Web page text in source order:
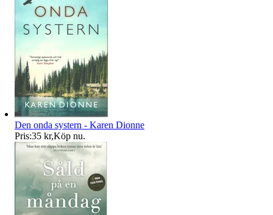
Den onda systern - Karen Dionne
Pris:35 kr,Köp nu.